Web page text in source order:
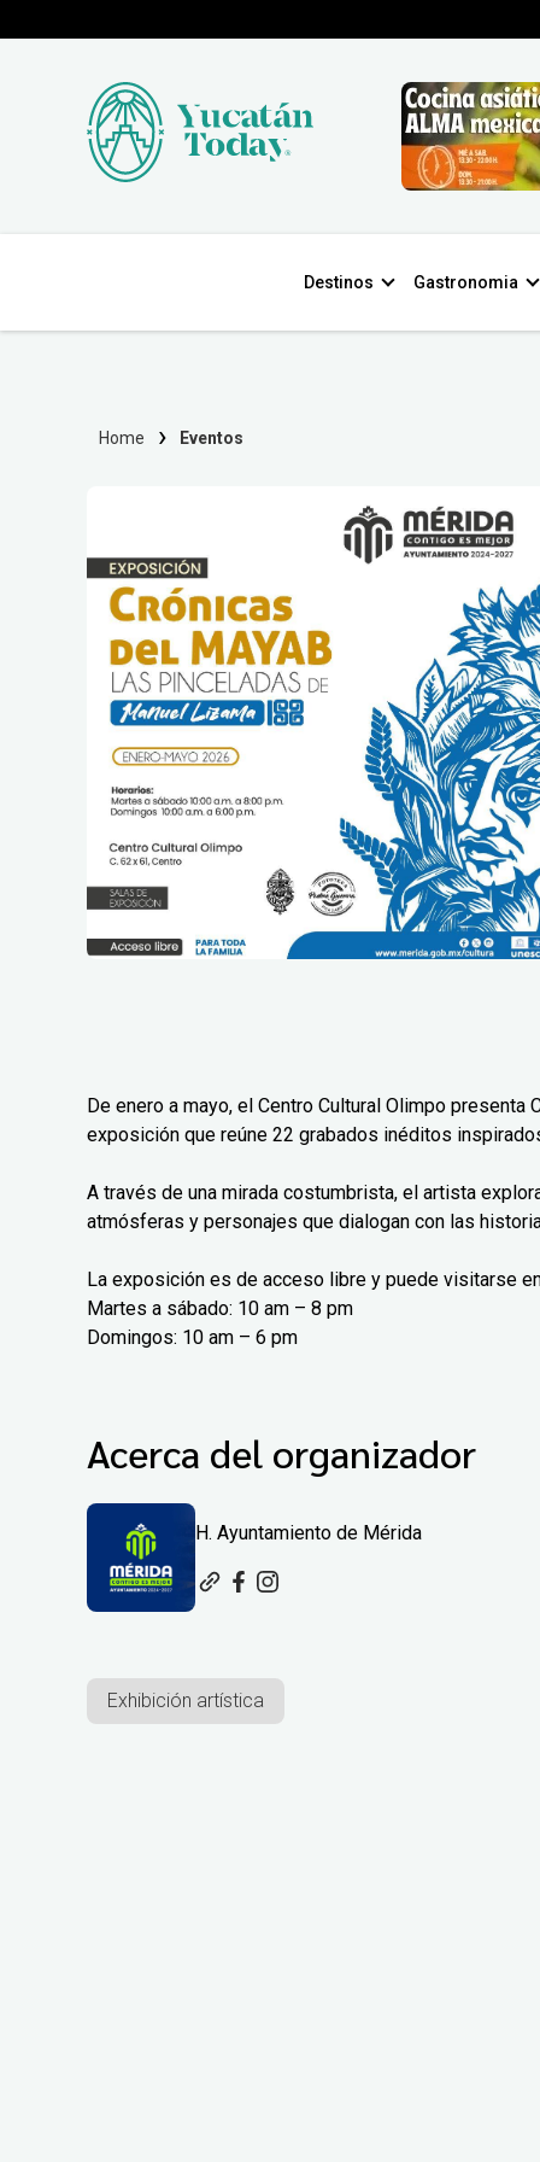
Destinos Gastronomia
Home Eventos
De enero a mayo, el Centro Cultural Olimpo
exposición que reúne 22 grabados inéditos
A través de una mirada costumbrista, el artista
atmósferas y personajes que dialogan con las
La exposición es de acceso libre y puede visitarse
Martes a sábado: 10 am – 8 pm
Domingos: 10 am – 6 pm
Acerca del organizador
H. Ayuntamiento de Mérida
Exhibición artística